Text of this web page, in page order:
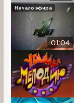
01:04
Начало эфира